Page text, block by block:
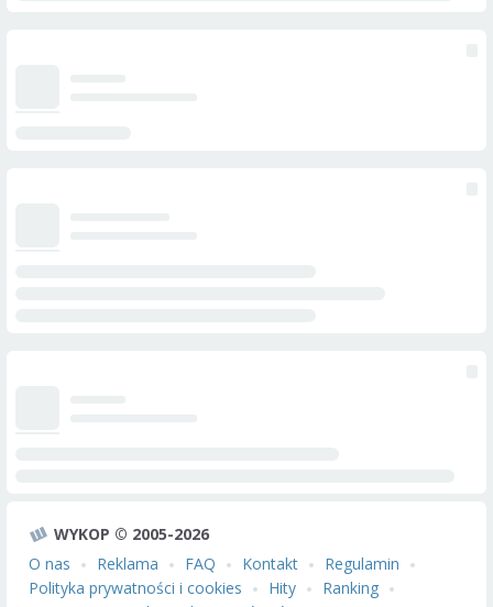
WYKOP © 2005-2026
O nas
Reklama FAQ Kontakt
Regulamin
Polityka prywatności i cookies
Hity
Ranking